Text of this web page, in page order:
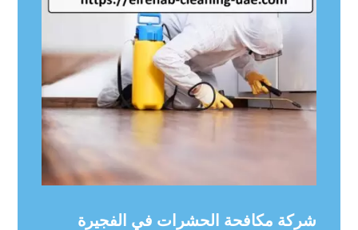
شركة مكافحة الحشرات في الفجيرة